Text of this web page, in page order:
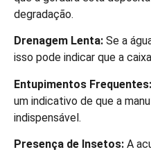
degradação.
Drenagem Lenta: Se a
isso pode indicar que a
Entupimentos Frequentes:
um indicativo de que a
indispensável.
Presença de Insetos: A